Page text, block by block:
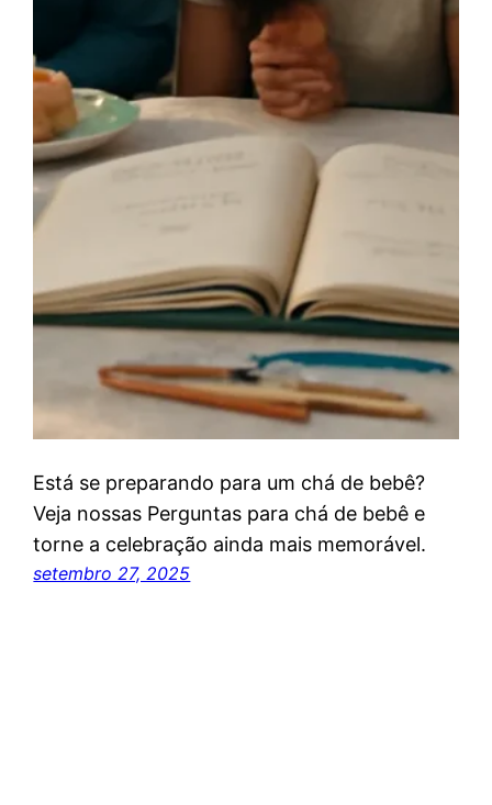
Está se preparando para um chá de bebê?
Veja nossas Perguntas para chá de bebê e
torne a celebração ainda mais memorável.
setembro 27, 2025